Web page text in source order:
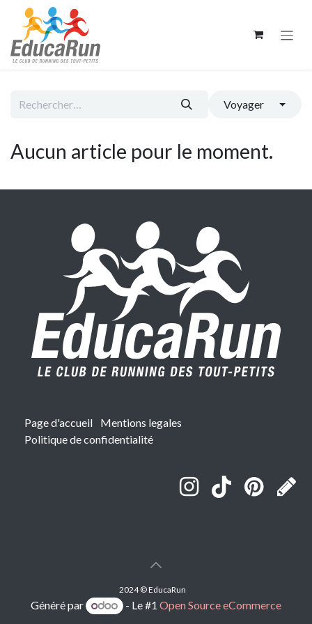
Se rendre au contenu
Voyager
Aucun article pour le moment.
Page d'accueil
Mentions legales
Politique de confidentialité
2024 © EducaRun
Généré par - Le #1Open Source eCommerce